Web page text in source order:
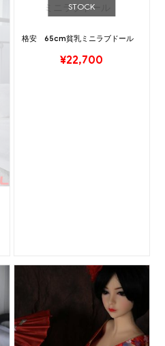
STOCK
格安 65cm貧乳ミニラブドール
¥22,700